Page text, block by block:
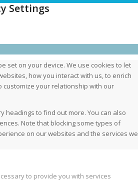
Settings
set on your device. We use cookies to let
how you interact with us, to enrich
customize your relationship with our
headings to find out more. You can also
Note that blocking some types of
on our websites and the services we
to provide you with services